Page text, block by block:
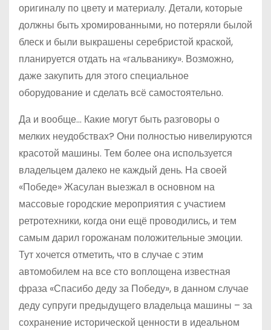
оригиналу по цвету и материалу. Детали, которые
должны быть хромированными, но потеряли былой
блеск и были выкрашены серебристой краской,
планируется отдать на «гальванику». Возможно,
даже закупить для этого специальное
оборудование и сделать всё самостоятельно.
Да и вообще… Какие могут быть разговоры о
мелких неудобствах? Они полностью нивелируются
красотой машины. Тем более она используется
владельцем далеко не каждый день. На своей
«Победе» Жасулан выезжал в основном на
массовые городские мероприятия с участием
ретротехники, когда они ещё проводились, и тем
самым дарил горожанам положительные эмоции.
Тут хочется отметить, что в случае с этим
автомобилем на все сто воплощена известная
фраза «Спасибо деду за Победу», в данном случае
деду супруги предыдущего владельца машины – за
сохранение исторической ценности в идеальном